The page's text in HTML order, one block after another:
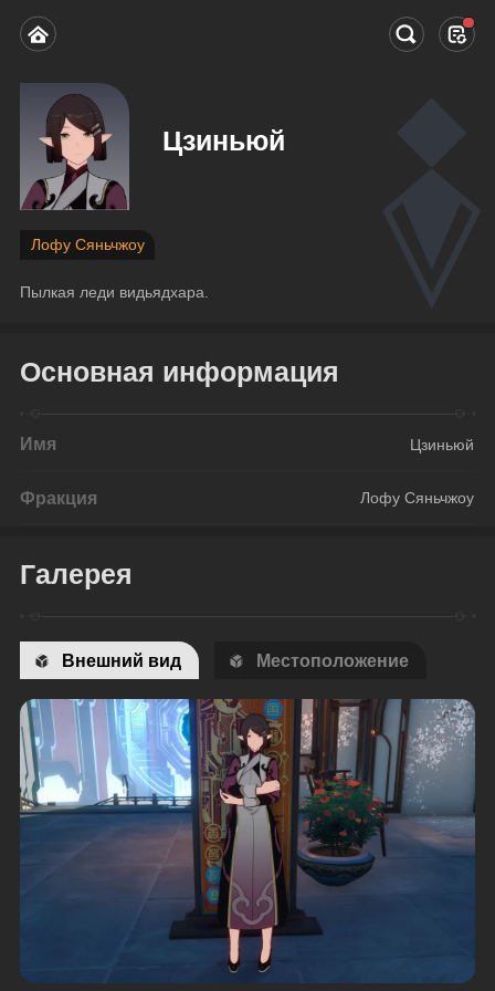
Цзиньюй
Лофу Сяньчжоу
Пылкая леди видьядхара.
Основная информация
Имя Цзиньюй
Фракция Лофу Сяньчжоу
Галерея
Внешний вид Местоположение